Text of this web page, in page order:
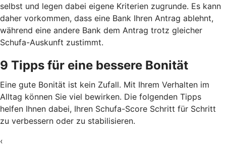
selbst und legen dabei eigene Kriterien zugrunde. Es kann
daher vorkommen, dass eine Bank Ihren Antrag ablehnt,
während eine andere Bank dem Antrag trotz gleicher
Schufa-Auskunft zustimmt.
9 Tipps für eine bessere Bonität
Eine gute Bonität ist kein Zufall. Mit Ihrem Verhalten im
Alltag können Sie viel bewirken. Die folgenden Tipps
helfen Ihnen dabei, Ihren Schufa-Score Schritt für Schritt
zu verbessern oder zu stabilisieren.
‹